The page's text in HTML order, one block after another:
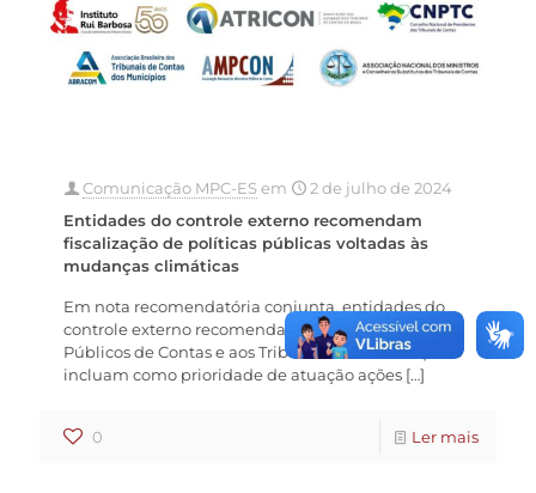
Comunicação MPC-ESem
2 de julho de 2024
Entidades do controle externo recomendam
fiscalização de políticas públicas voltadas às
mudanças climáticas
Em nota recomendatória conjunta, entidades do
controle externo recomendam aos Ministérios
Públicos de Contas e aos Tribunais de Contas que
incluam como prioridade de atuação ações […]
0 Ler mais